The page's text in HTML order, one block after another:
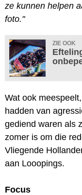
ze kunnen helpen
foto."
ZIE OOK
Wat ook
hadden van
gediend waren als
zomer is om die
Vliegende
aan Looopings.
Focus